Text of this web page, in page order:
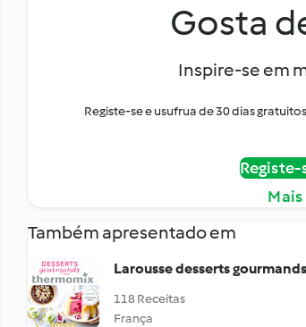
Gosta
Inspire-se em
Registe-se e usufrua de 30 dias
Também apresentado em
Larousse desserts
118 Receitas
França